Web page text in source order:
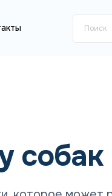
собак